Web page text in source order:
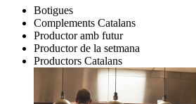
Botigues
Complements Catalans
Productor amb futur
Productor de la setmana
Productors Catalans